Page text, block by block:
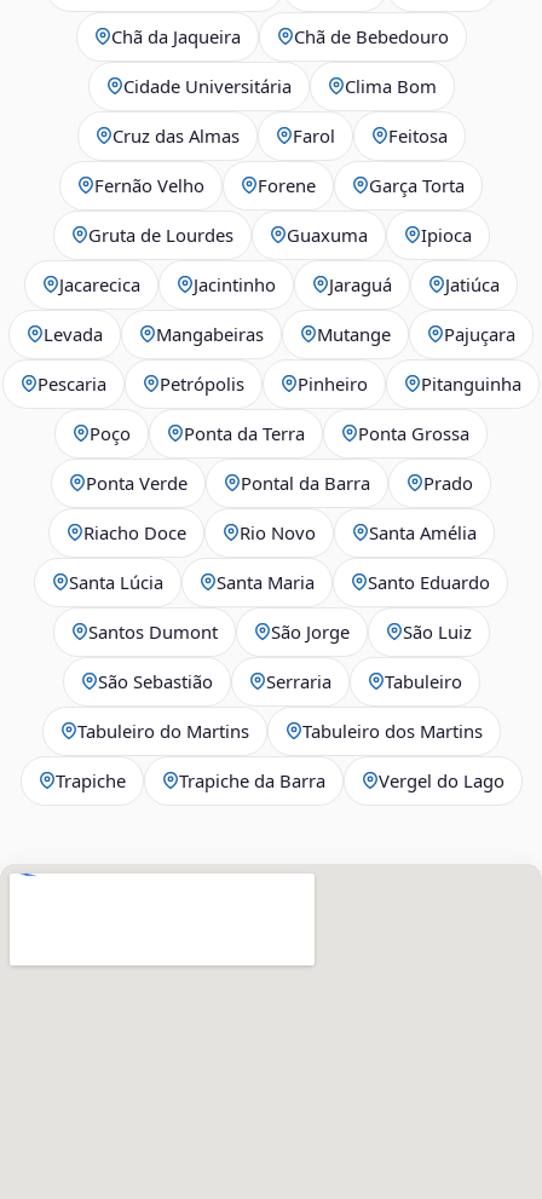
Chã da Jaqueira Chã de Bebedouro
Cidade Universitária Clima Bom
Cruz das Almas Farol Feitosa
Fernão Velho Forene Garça Torta
Gruta de Lourdes Guaxuma Ipioca
Jacarecica Jacintinho Jaraguá Jatiúca
Levada Mangabeiras Mutange Pajuçara
Pescaria Petrópolis Pinheiro Pitanguinha
Poço Ponta da Terra Ponta Grossa
Ponta Verde Pontal da Barra Prado
Riacho Doce Rio Novo Santa Amélia
Santa Lúcia Santa Maria Santo Eduardo
Santos Dumont São Jorge São Luiz
São Sebastião Serraria Tabuleiro
Tabuleiro do Martins Tabuleiro dos Martins
Trapiche Trapiche da Barra Vergel do Lago